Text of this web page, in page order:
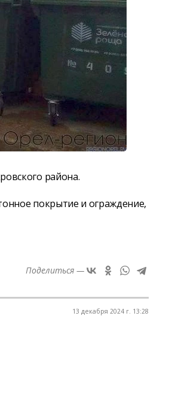
района.
покрытие и ограждение,
Поделиться —
13 декабря 2024 г. 13:28